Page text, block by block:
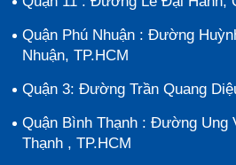
Quận Phú Nhuận : Đường
Nhuận, TP.HCM
Quận 3: Đường Trần Quang
Quận Bình Thạnh : Đường Ung
Thạnh , TP.HCM